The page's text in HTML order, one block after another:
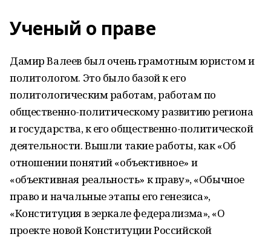
Ученый о праве
Дамир Валеев был очень грамотным юристом и
политологом. Это было базой к его
политологическим работам, работам по
общественно-политическому развитию региона
и государства, к его общественно-политической
деятельности. Вышли такие работы, как «Об
отношении понятий «объективное» и
«объективная реальность» к праву», «Обычное
право и начальные этапы его генезиса»,
«Конституция в зеркале федерализма», «О
проекте новой Конституции Российской